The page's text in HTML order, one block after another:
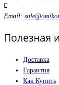
Email:
Полезная
Доставка
Гарантия
Как Купить